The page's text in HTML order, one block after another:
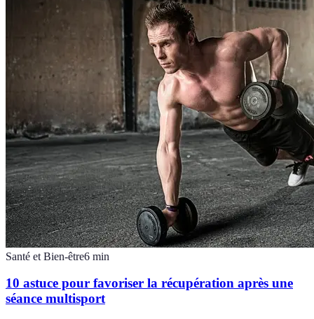
Santé et Bien-être6 min
10 astuce pour favoriser la récupération après une
séance multisport